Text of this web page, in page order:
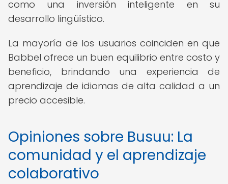
como una inversión inteligente en su
desarrollo lingüístico.
La mayoría de los usuarios coinciden en que
Babbel ofrece un buen equilibrio entre costo y
beneficio, brindando una experiencia de
aprendizaje de idiomas de alta calidad a un
precio accesible.
Opiniones sobre Busuu: La
comunidad y el aprendizaje
colaborativo